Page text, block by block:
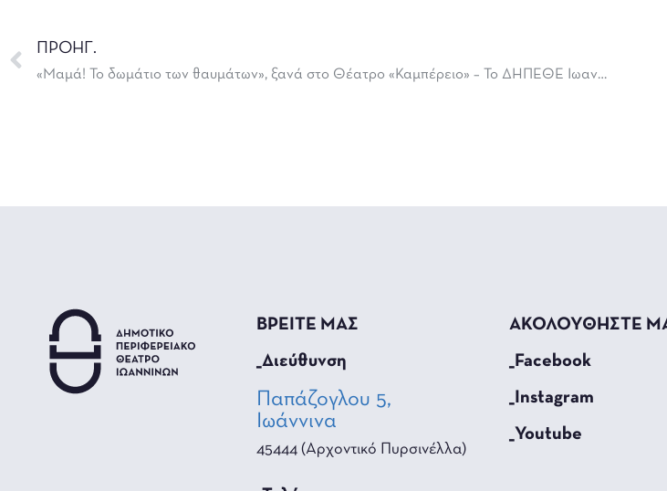
ΠΡΟΗΓ.
«Μαμά! Το δωμάτιο των θαυμάτων», ξανά στο Θέατρο «Καμπέρειο» – Το ΔΗΠΕΘΕ Ιωαννίνων, παρουσιάζει για έξι ακόμη παραστάσεις τη νέα παραγωγή του, μια παράσταση της Ελένης Ευθυμίου και της Σοφίας Ευτυχιάδου
ΒΡΕΙΤΕ ΜΑΣ
_Διεύθυνση
Παπάζογλου 5,
Ιωάννινα
45444 (Αρχοντικό Πυρσινέλλα)
ΑΚΟΛΟΥΘΗΣΤΕ
_Facebook
_Instagram
_Youtube